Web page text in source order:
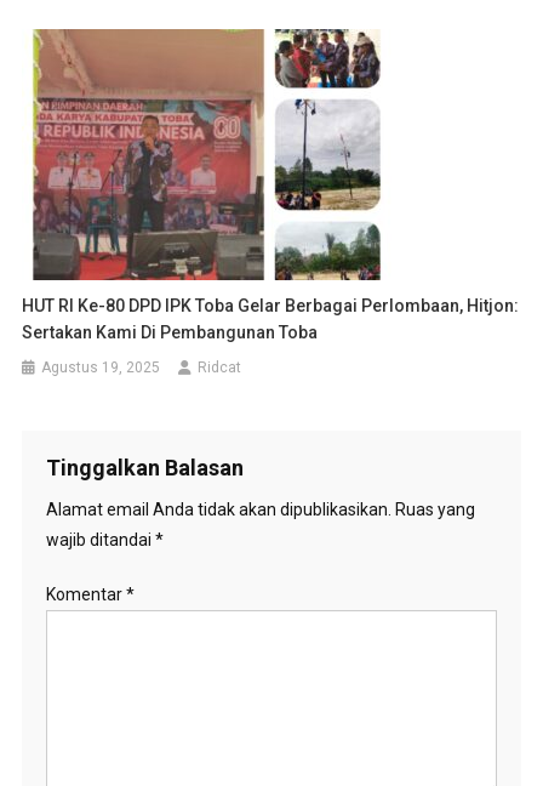
HUT RI Ke-80 DPD IPK Toba Gelar Berbagai Perlombaan, Hitjon:
Sertakan Kami Di Pembangunan Toba
Agustus 19, 2025 Ridcat
Tinggalkan Balasan
Alamat email Anda tidak akan dipublikasikan. Ruas yang
wajib ditandai *
Komentar*